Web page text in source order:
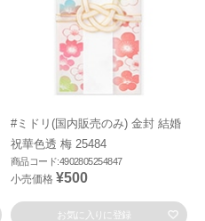
#ミドリ(国内販売のみ) 金封 結婚
祝華色透 梅 25484
商品コード:4902805254847
小売価格 ¥500
お気に入りに登録